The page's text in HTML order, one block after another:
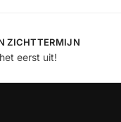
ZICHTTERMIJN
eerst uit!